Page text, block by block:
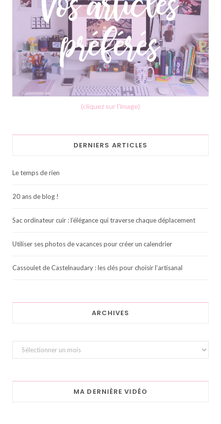
(cliquez sur l'image)
DERNIERS ARTICLES
Le temps de rien
20 ans de blog !
Sac ordinateur cuir : l’élégance qui traverse chaque déplacement
Utiliser ses photos de vacances pour créer un calendrier
Cassoulet de Castelnaudary : les clés pour choisir l’artisanal
ARCHIVES
Archives
MA DERNIÈRE VIDÉO